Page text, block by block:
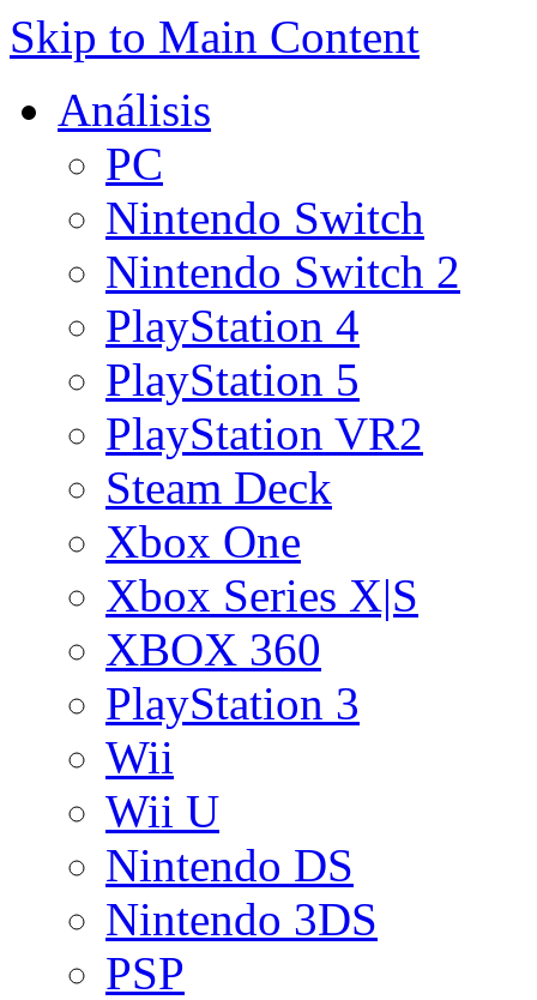
Skip to Main Content
Análisis
PC
Nintendo Switch
Nintendo Switch 2
PlayStation 4
PlayStation 5
PlayStation VR2
Steam Deck
Xbox One
Xbox Series X|S
XBOX 360
PlayStation 3
Wii
Wii U
Nintendo DS
Nintendo 3DS
PSP